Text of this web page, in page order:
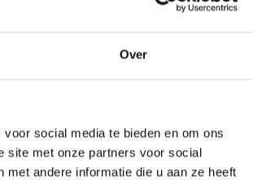
Over
social media te bieden en om ons
site met onze partners voor social
andere informatie die u aan ze heeft
%
et